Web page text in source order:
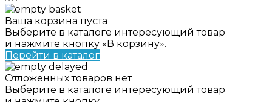
Ваша корзина пуста
Выберите в каталоге интересующий товар
и нажмите кнопку «В корзину».
Перейти в каталог
Отложенных товаров нет
Выберите в каталоге интересующий товар